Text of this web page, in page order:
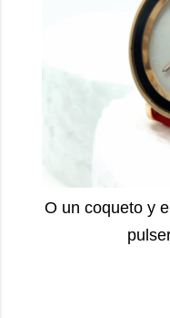
O un coqueto y